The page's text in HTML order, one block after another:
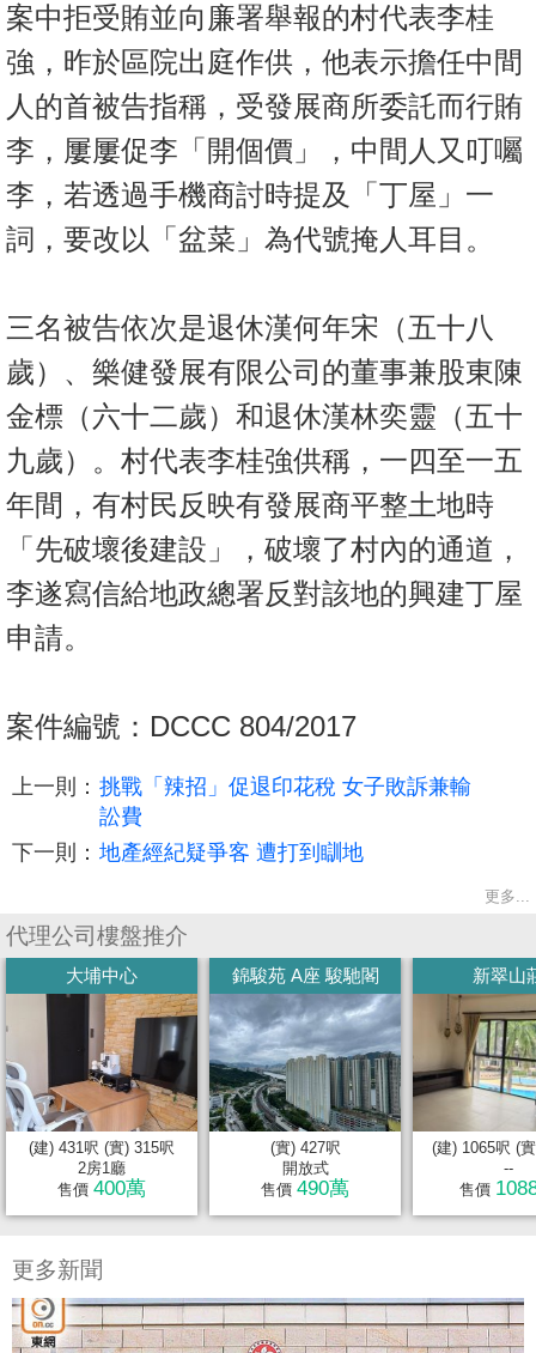
地
產
新
聞
數
據
公
置
業
冊
關
於
我
們
案中拒受賄並向廉署舉報的村代表李桂
強，昨於區院出庭作供，他表示擔任中間
人的首被告指稱，受發展商所委託而行賄
李，屢屢促李「開個價」，中間人又叮囑
李，若透過手機商討時提及「丁屋」一
詞，要改以「盆菜」為代號掩人耳目。
三名被告依次是退休漢何年宋（五十八
歲）、樂健發展有限公司的董事兼股東陳
金標（六十二歲）和退休漢林奕靈（五十
九歲）。村代表李桂強供稱，一四至一五
年間，有村民反映有發展商平整土地時
「先破壞後建設」，破壞了村內的通道，
李遂寫信給地政總署反對該地的興建丁屋
申請。
案件編號：DCCC 804/2017
上一則： 挑戰「辣招」促退印花稅 女子敗訴兼輸
訟費
下一則： 地產經紀疑爭客 遭打到瞓地
更多...
代理公司樓盤推介
大埔中心
(建) 431呎 (實) 315呎
2房1廳
售價 400萬
錦駿苑 A座 駿馳閣
(實) 427呎
開放式
售價 490萬
新翠山
(建) 1065呎 (
--
售價
更多新聞